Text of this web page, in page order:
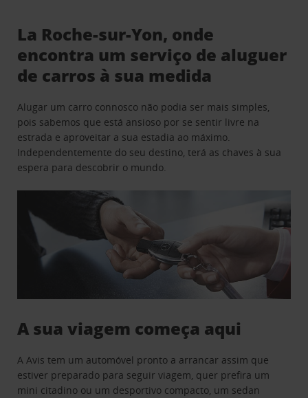
La Roche-sur-Yon, onde
encontra um serviço de aluguer
de carros à sua medida
Alugar um carro connosco não podia ser mais simples,
pois sabemos que está ansioso por se sentir livre na
estrada e aproveitar a sua estadia ao máximo.
Independentemente do seu destino, terá as chaves à sua
espera para descobrir o mundo.
A sua viagem começa aqui
A Avis tem um automóvel pronto a arrancar assim que
estiver preparado para seguir viagem, quer prefira um
mini citadino ou um desportivo compacto, um sedan